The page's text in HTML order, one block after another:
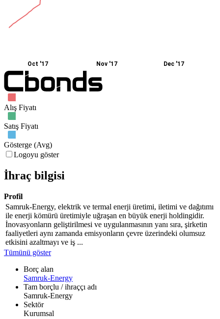
Oct '17 Nov '17 Dec '17
Alış Fiyatı
Satış Fiyatı
Gösterge (Avg)
Logoyu göster
İhraç bilgisi
Profil
Samruk-Energy, elektrik ve termal enerji üretimi, iletimi ve dağıtımı
ile enerji kömürü üretimiyle uğraşan en büyük enerji holdingidir.
İnovasyonların geliştirilmesi ve uygulanmasının yanı sıra, şirketin
faaliyetleri aynı zamanda emisyonların çevre üzerindeki olumsuz
etkisini azaltmayı ve iş ...
Tümünü göster
Borç alan
Samruk-Energy
Tam borçlu / ihraççı adı
Samruk-Energy
Sektör
Kurumsal